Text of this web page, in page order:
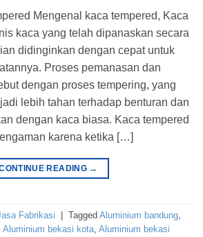
Mengenal kaca tempered, Kaca
kaca yang telah dipanaskan secara
didinginkan dengan cepat untuk
Proses pemanasan dan
dengan proses tempering, yang
lebih tahan terhadap benturan dan
dengan kaca biasa. Kaca tempered
karena ketika […]
READING →
Fabrikasi Tagged Aluminium bandung,
Aluminium bekasi kota, Aluminium bekasi